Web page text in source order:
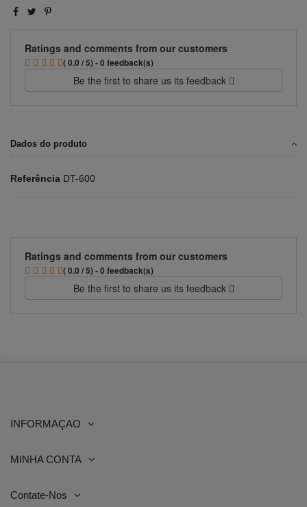
Ratings and comments from our customers
( 0.0 / 5) - 0 feedback(s)
Be the first to share us its feedback
Dados do produto
Referência DT-600
Ratings and comments from our customers
( 0.0 / 5) - 0 feedback(s)
Be the first to share us its feedback
INFORMAÇAO
MINHA CONTA
Contate-Nos